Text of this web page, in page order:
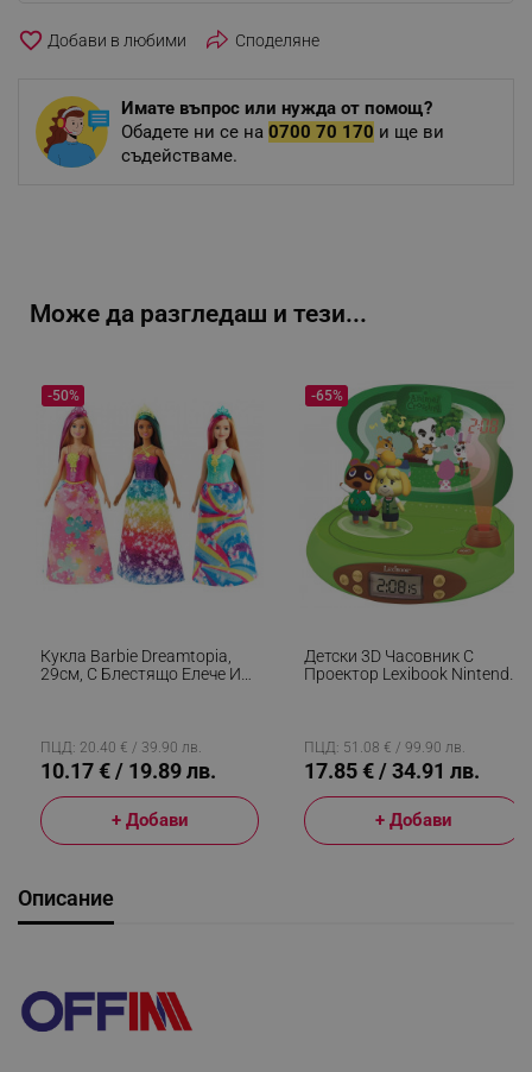
favorite_border Споделяне
Имате въпрос или нужда от помощ?
Обадете ни се на 0700 70 170 и ще ви
съдействаме.
Може да разгледаш и тези...
Кукла Barbie Dreamtopia,
29см, С Блестящо Елече И
-50%
ПЦД: 20.40 € / 39.90 лв.
10.17 € / 19.89 лв.
+ Добави
Детски 3D Часовник С
Проектор Lexibook Nintendo
-65%
ПЦД: 51.08 € / 99.90 лв.
17.85 € / 34.91 лв.
+ Добави
Описание